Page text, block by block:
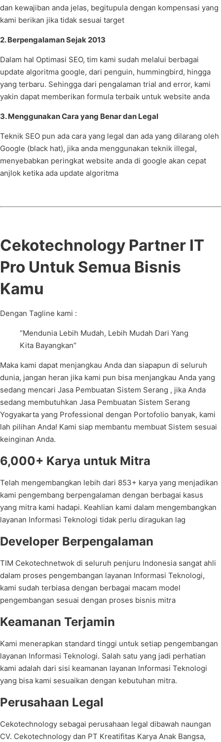
dan kewajiban anda jelas, begitupula dengan kompensasi yang
kami berikan jika tidak sesuai target
2. Berpengalaman Sejak 2013
Dalam hal Optimasi SEO, tim kami sudah melalui berbagai
update algoritma google, dari penguin, hummingbird, hingga
yang terbaru. Sehingga dari pengalaman trial and error, kami
yakin dapat memberikan formula terbaik untuk website anda
3. Menggunakan Cara yang Benar dan Legal
Teknik SEO pun ada cara yang legal dan ada yang dilarang oleh
Google (black hat), jika anda menggunakan teknik illegal,
menyebabkan peringkat website anda di google akan cepat
anjlok ketika ada update algoritma
Cekotechnology Partner IT
Pro Untuk Semua Bisnis
Kamu
Dengan Tagline kami :
“Mendunia Lebih Mudah, Lebih Mudah Dari Yang
Kita Bayangkan”
Maka kami dapat menjangkau Anda dan siapapun di seluruh
dunia, jangan heran jika kami pun bisa menjangkau Anda yang
sedang mencari Jasa Pembuatan Sistem Serang , jika Anda
sedang membutuhkan Jasa Pembuatan Sistem Serang
Yogyakarta yang Professional dengan Portofolio banyak, kami
lah pilihan Anda! Kami siap membantu membuat Sistem sesuai
keinginan Anda.
6,000+ Karya untuk Mitra
Telah mengembangkan lebih dari 853+ karya yang menjadikan
kami pengembang berpengalaman dengan berbagai kasus
yang mitra kami hadapi. Keahlian kami dalam mengembangkan
layanan Informasi Teknologi tidak perlu diragukan lag
Developer Berpengalaman
TIM Cekotechnetwok di seluruh penjuru Indonesia sangat ahli
dalam proses pengembangan layanan Informasi Teknologi,
kami sudah terbiasa dengan berbagai macam model
pengembangan sesuai dengan proses bisnis mitra
Keamanan Terjamin
Kami menerapkan standard tinggi untuk setiap pengembangan
layanan Informasi Teknologi. Salah satu yang jadi perhatian
kami adalah dari sisi keamanan layanan Informasi Teknologi
yang bisa kami sesuaikan dengan kebutuhan mitra.
Perusahaan Legal
Cekotechnology sebagai perusahaan legal dibawah naungan
CV. Cekotechnology dan PT Kreatifitas Karya Anak Bangsa,